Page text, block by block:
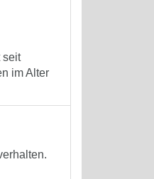
seit
im Alter